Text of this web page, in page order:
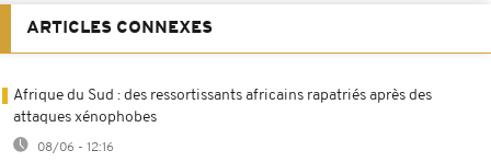
ARTICLES CONNEXES
Afrique du Sud : des ressortissants africains rapatriés après des
attaques xénophobes
08/06 - 12:16